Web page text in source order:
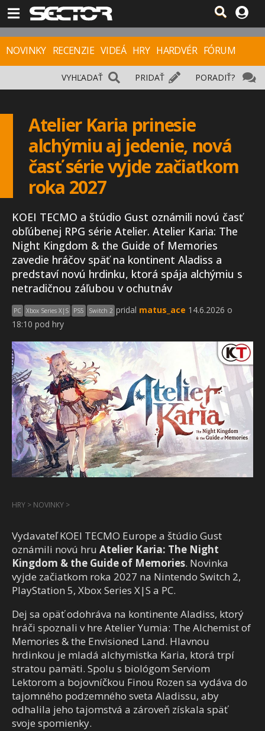
NOVINKY RECENZIE VIDEÁ HRY HARDVÉR FÓRUM
PORADIŤ?
PRIDAŤ
VYHĽADAŤ
Atelier Karia prinesie
alchýmiu aj jedenie, nová
časť série vyjde začiatkom
roka 2027
KOEI TECMO a štúdio Gust oznámili novú časť
obľúbenej RPG série Atelier. Atelier Karia: The
Night Kingdom & the Guide of Memories
zavedie hráčov späť na kontinent Aladiss a
predstaví novú hrdinku, ktorá spája alchýmiu s
netradičnou záľubou v ochutnáv
PC Xbox Series X|S PS5 Switch 2 pridal matus_ace 14.6.2026 o
18:10 pod hry
HRY > NOVINKY >
Vydavateľ KOEI TECMO Europe a štúdio Gust
oznámili novú hru Atelier Karia: The Night
Kingdom & the Guide of Memories. Novinka
vyjde začiatkom roka 2027 na Nintendo Switch 2,
PlayStation 5, Xbox Series X|S a PC.
Dej sa opäť odohráva na kontinente Aladiss, ktorý
hráči spoznali v hre Atelier Yumia: The Alchemist of
Memories & the Envisioned Land. Hlavnou
hrdinkou je mladá alchymistka Karia, ktorá trpí
stratou pamäti. Spolu s biológom Serviom
Lektorom a bojovníčkou Finou Rozen sa vydáva do
tajomného podzemného sveta Aladissu, aby
odhalila jeho tajomstvá a zároveň získala späť
svoje spomienky.